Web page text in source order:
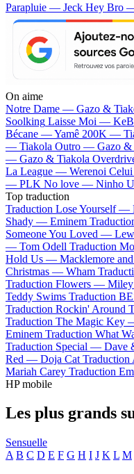
Parapluie — Jeck Hey Bro
On aime
Notre Dame — Gazo &
Soolking Laisse Moi —
Bécane —Yamê 200K —
— Tiakola Outro — Gazo &
— Gazo & Tiakola
La League — Werenoi
— PLK No love — Ninho
Top traduction
Traduction Lose Yourself —
Shady — Eminem
Someone You Loved —
— Tom Odell Traduction
Hold Us — Macklemore
Christmas — Wham
Traduction Flowers —
Teddy Swims Traduction
Traduction Rockin' Around
Traduction The Magic Key
Eminem Traduction What
Traduction Special — Dave
Red — Doja Cat
Mariah Carey Traduction
HP mobile
Les plus grands
Sensuelle
A B C D E F G H I J K L M